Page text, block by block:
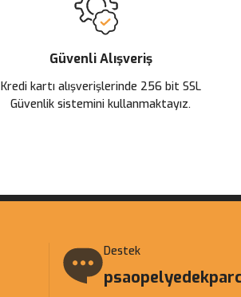
Güvenli Alışveriş
Kredi kartı alışverişlerinde 256 bit SSL
Güvenlik sistemini kullanmaktayız.
Destek